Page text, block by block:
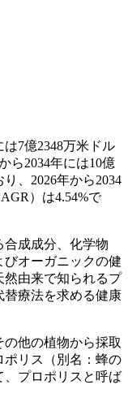
7億2348万米ドル
ら2034年には10億
、2026年から2034
）は4.54%で
成成分、化学物
オーガニックの健
然由来で知られるプ
替療法を求める健康
の他の植物から採取
ポリス（別名：蜂の
、プロポリスと呼ば